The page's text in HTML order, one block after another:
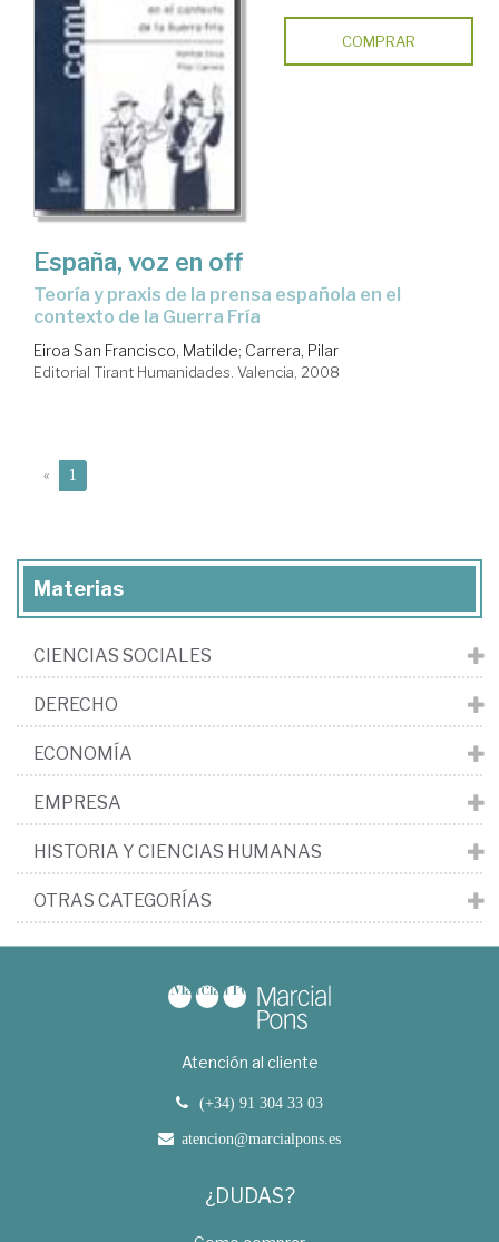
COMPRAR
España, voz en off
teoría y praxis de la prensa española en el
contexto de la Guerra Fría
Eiroa San Francisco, Matilde; Carrera, Pilar
Editorial Tirant Humanidades. Valencia, 2008
« 1
Materias
CIENCIAS SOCIALES
DERECHO
ECONOMÍA
EMPRESA
HISTORIA Y CIENCIAS HUMANAS
OTRAS CATEGORÍAS
Atención al cliente
(+34) 91 304 33 03
atencion@marcialpons.es
¿DUDAS?